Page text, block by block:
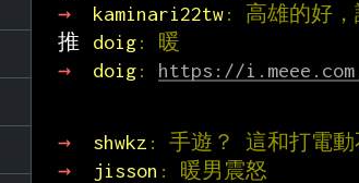
→
kaminari22tw: 高雄的好，
推
doig: 暖
→
doig: https://
→ shwkz : 手遊？ 這和打電
→
jisson : 暖男震怒